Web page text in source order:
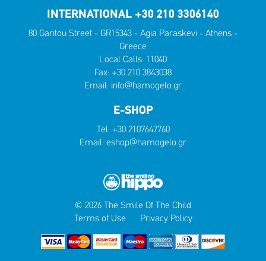
INTERNATIONAL +30 210 3306140
80 Garitou Street - GR15343 - Agia Paraskevi - Athens -
Greece
Local Calls: 11040
Fax: +30 210 3843038
Email: info@hamogelo.gr
E-SHOP
Tel: +30 2107647760
Email: eshop@hamogelo.gr
© 2026 The Smile Of The Child
Terms of Use
Privacy Policy